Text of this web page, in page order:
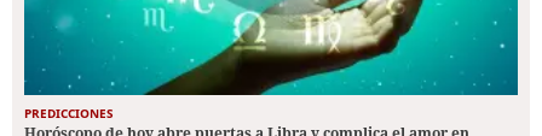
PREDICCIONES